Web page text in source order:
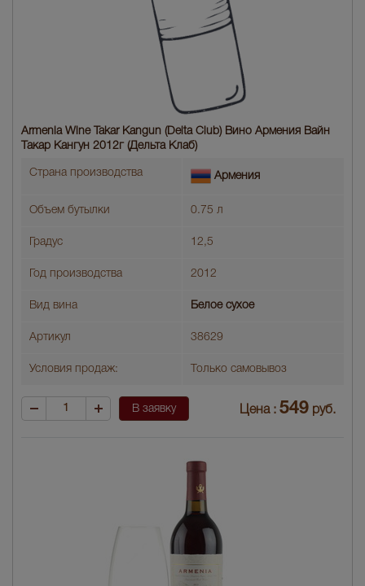
Armenia Wine Takar Kangun (Delta Club) Вино Армения Вайн
Такар Кангун 2012г (Дельта Клаб)
Страна производства Армения
Объем бутылки 0.75 л
Градус 12,5
Год производства 2012
Вид вина Белое сухое
Артикул 38629
Условия продаж: Только самовывоз
В заявку Цена : 549 руб.